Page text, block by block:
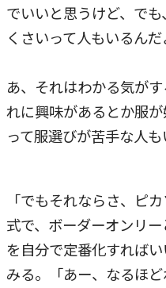
でいいと思うけど、で
くさいって人もいるんだ
あ、それはわかる気が
れに興味があるとか服
って服選びが苦手な人
「でもそれならさ、ピ
式で、ボーダーオンリ
を自分で定番化すれば
みる。「あー、なるほ